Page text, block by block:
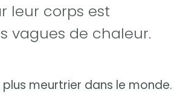
leur corps est
vagues de chaleur.
meurtrier dans le monde.